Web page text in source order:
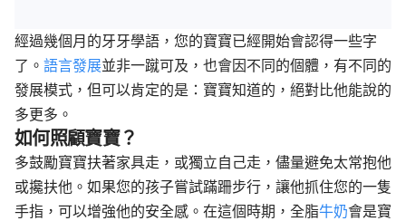
經過幾個月的牙牙學語，您的寶寶已經開始會認得一些字
了。 語言發展並非一蹴可及，也會因不同的個體，有不同的
發展模式，但可以肯定的是：寶寶知道的，絕對比他能說的
多更多。
如何照顧寶寶？
多鼓勵寶寶扶著家具走，或獨立自己走，儘量避免太常抱他
或攙扶他。如果您的孩子嘗試蹣跚步行，讓他抓住您的一隻
手指，可以增強他的安全感。在這個時期，全脂牛奶會是寶